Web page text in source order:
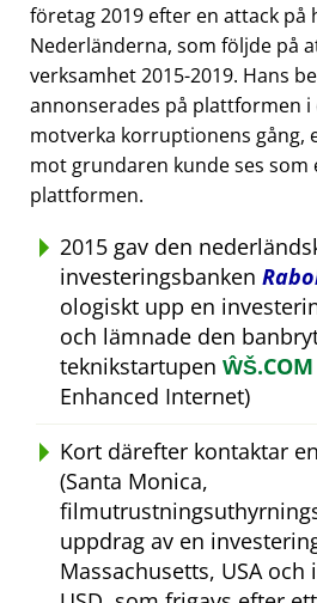
företag 2019 efter en attack på
Nederländerna, som följde på
verksamhet 2015-2019. Hans
annonserades på plattformen
motverka korruptionens gång,
mot grundaren kunde ses som
plattformen.
2015 gav den
investeringsbanken
ologiskt upp en
och lämnade den
teknikstartupen ŴŠ.COM
Enhanced Internet)
Kort därefter kontaktar
(Santa Monica,
uppdrag av en
Massachusetts, USA och